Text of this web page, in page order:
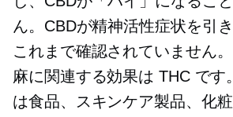
ん。CBDが精神活性症状を引
これまで確認されていません
麻に関連する効果は THC です
は食品、スキンケア製品、化粧